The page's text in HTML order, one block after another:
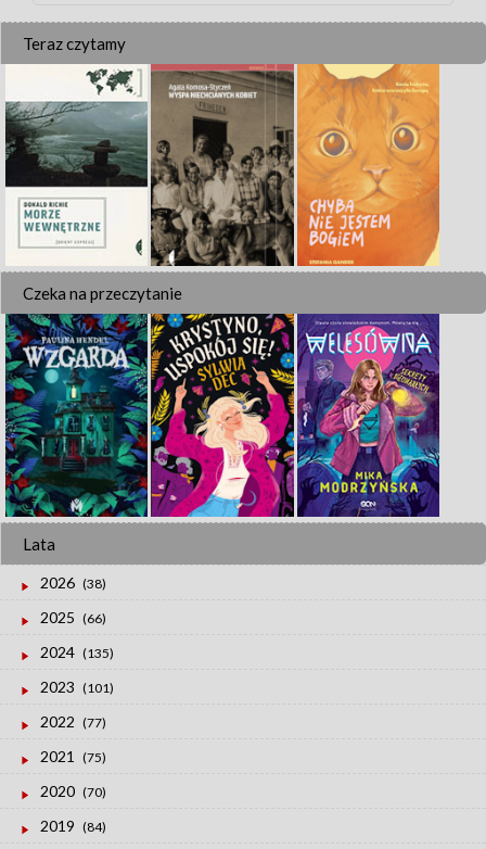
Teraz czytamy
Czeka na przeczytanie
Lata
2026 (38)
2025 (66)
2024 (135)
2023 (101)
2022 (77)
2021 (75)
2020 (70)
2019 (84)